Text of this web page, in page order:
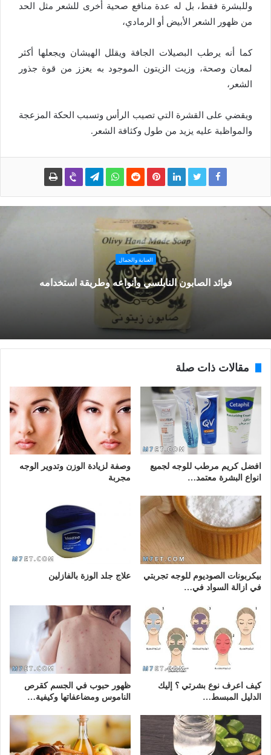
وللبشرة فقط، بل له عدة منافع صحية أخرى للشعر مثل الحد
من ظهور الشعر الأبيض أو الرمادي،
كما أنه يرطب البصيلات الجافة ويقلل الهيشان ويجعلها أكثر
لمعان وصحة، وزيت الزيتون الموجود به يعزز من قوة جذور
الشعر،
ويقضي على القشرة التي تصيب الرأس وتسبب الحكة المزعجة
والمواظبة عليه يزيد من طول وكثافة الشعر.
العناية والجمال
فوائد الصابون النابلسي وأنواعه وطريقة استخدامه
مقالات ذات صلة
افضل كريم مرطب للوجه لجميع
انواع البشرة معتمد…
وصفة لزيادة الوزن وتدوير الوجه
مجربة
بيكربونات الصوديوم للوجه تجربتي
في ازالة السواد في…
علاج جلد الوزة بالفازلين
كيف اعرف نوع بشرتي ؟ إليك
الدليل المبسط…
ظهور حبوب في الجسم كقرص
الناموس ومضاعفاتها وكيفية…